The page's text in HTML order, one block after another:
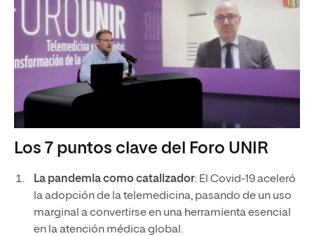
Los 7 puntos clave del Foro UNIR
La pandemia como catalizador: El Covid-19 aceleró
la adopción de la telemedicina, pasando de un uso
marginal a convertirse en una herramienta esencial
en la atención médica global.